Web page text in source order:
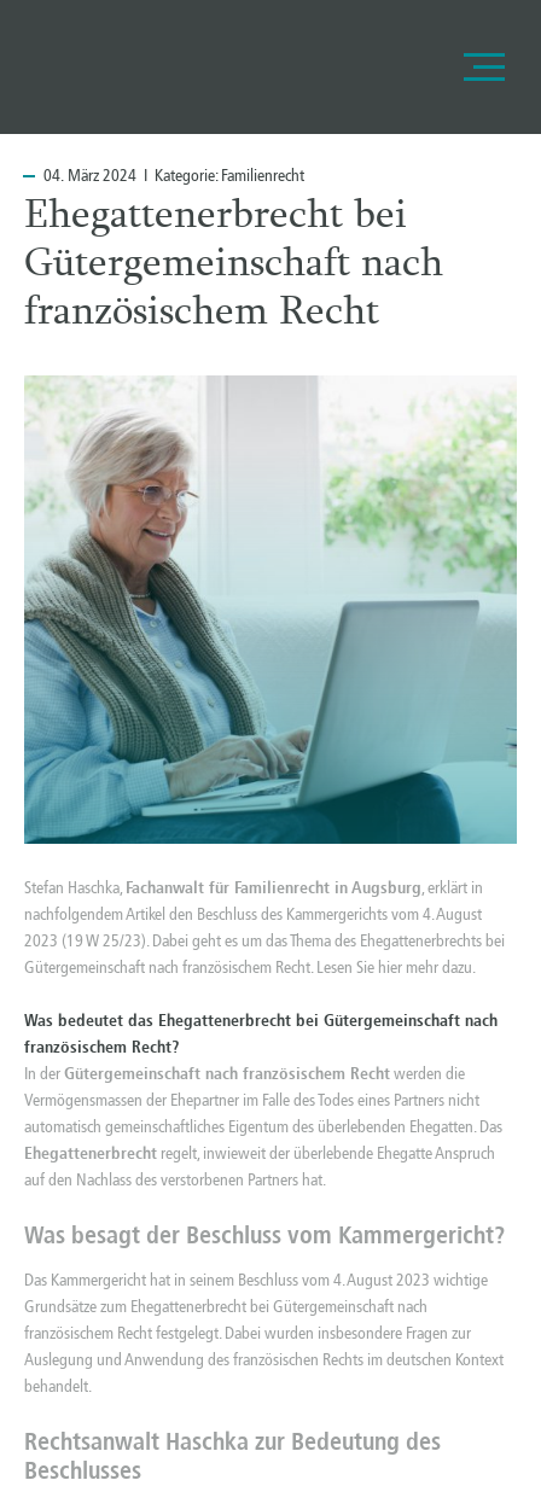
04. März 2024 I Kategorie:Familienrecht
Ehegattenerbrecht bei
Gütergemeinschaft nach
französischem Recht
Stefan Haschka, Fachanwalt für Familienrecht in Augsburg, erklärt in
nachfolgendem Artikel den Beschluss des Kammergerichts vom 4. August
2023 (19 W 25/23). Dabei geht es um das Thema des Ehegattenerbrechts bei
Gütergemeinschaft nach französischem Recht. Lesen Sie hier mehr dazu.
Was bedeutet das Ehegattenerbrecht bei Gütergemeinschaft nach
französischem Recht?
In derGütergemeinschaft nach französischem Rechtwerden die
Vermögensmassen der Ehepartner im Falle des Todes eines Partners nicht
automatisch gemeinschaftliches Eigentum des überlebenden Ehegatten. Das
Ehegattenerbrecht regelt, inwieweit der überlebende Ehegatte Anspruch
auf den Nachlass des verstorbenen Partners hat.
Was besagt der Beschluss vom Kammergericht?
Das Kammergericht hat in seinem Beschluss vom 4. August 2023 wichtige
Grundsätze zum Ehegattenerbrecht bei Gütergemeinschaft nach
französischem Recht festgelegt. Dabei wurden insbesondere Fragen zur
Auslegung und Anwendung des französischen Rechts im deutschen Kontext
behandelt.
Rechtsanwalt Haschka zur Bedeutung des
Beschlusses